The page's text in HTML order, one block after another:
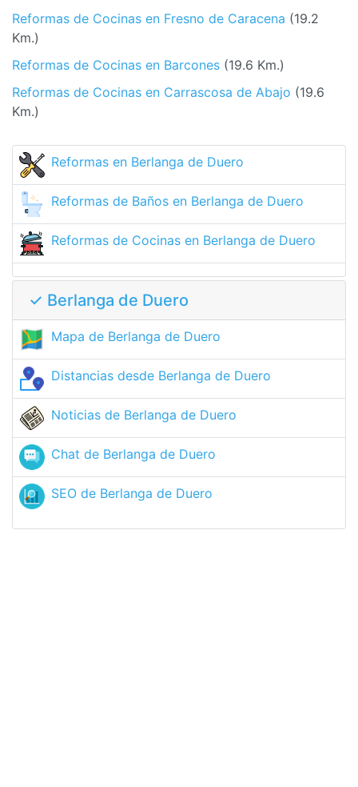
Reformas de Cocinas en Fresno de Caracena (19.2
Km.)
Reformas de Cocinas en Barcones (19.6 Km.)
Reformas de Cocinas en Carrascosa de Abajo (19.6
Km.)
Reformas en Berlanga de Duero
Reformas de Baños en Berlanga de Duero
Reformas de Cocinas en Berlanga de Duero
✓ Berlanga de Duero
Mapa de Berlanga de Duero
Distancias desde Berlanga de Duero
Noticias de Berlanga de Duero
Chat de Berlanga de Duero
SEO de Berlanga de Duero